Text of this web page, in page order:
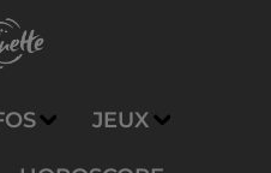
JEUX